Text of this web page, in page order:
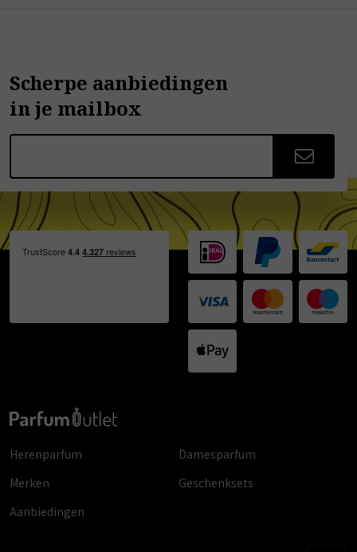
Scherpe aanbiedingen
in je mailbox
Herenparfum
Damesparfum
Merken
Geschenksets
Aanbiedingen